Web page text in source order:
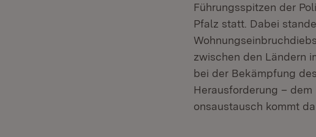
Führungsspitzen der
Pfalz statt. Dabei
zwischen den Ländern
bei der Bekämpfung
Herausforderung –
onsaustausch kommt